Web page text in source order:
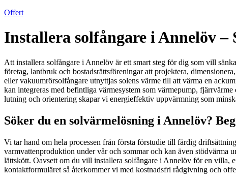
Offert
Installera solfångare i Annelöv
Att installera solfångare i Annelöv är ett smart steg för dig som vill
företag, lantbruk och bostadsrättsföreningar att projektera,
eller vakuumrörsolfångare utnyttjas solens värme till att värma en
kan integreras med befintliga värmesystem som värmepump,
lutning och orientering skapar vi energieffektiv uppvärmning som
Söker du en solvärmelösning i Annelöv?
Vi tar hand om hela processen från första förstudie till färdig
varmvattenproduktion under vår och sommar och kan även stödvärma
lättskött. Oavsett om du vill installera solfångare i Annelöv för en villa,
kontaktformuläret så återkommer vi med kostnadsfri rådgivning och